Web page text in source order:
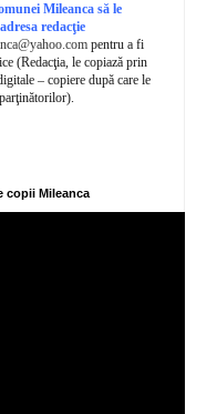
Mileanca să le
redacţie
pentru a fi
(Redacţia, le copiază prin
– copiere după care le
copii Mileanca